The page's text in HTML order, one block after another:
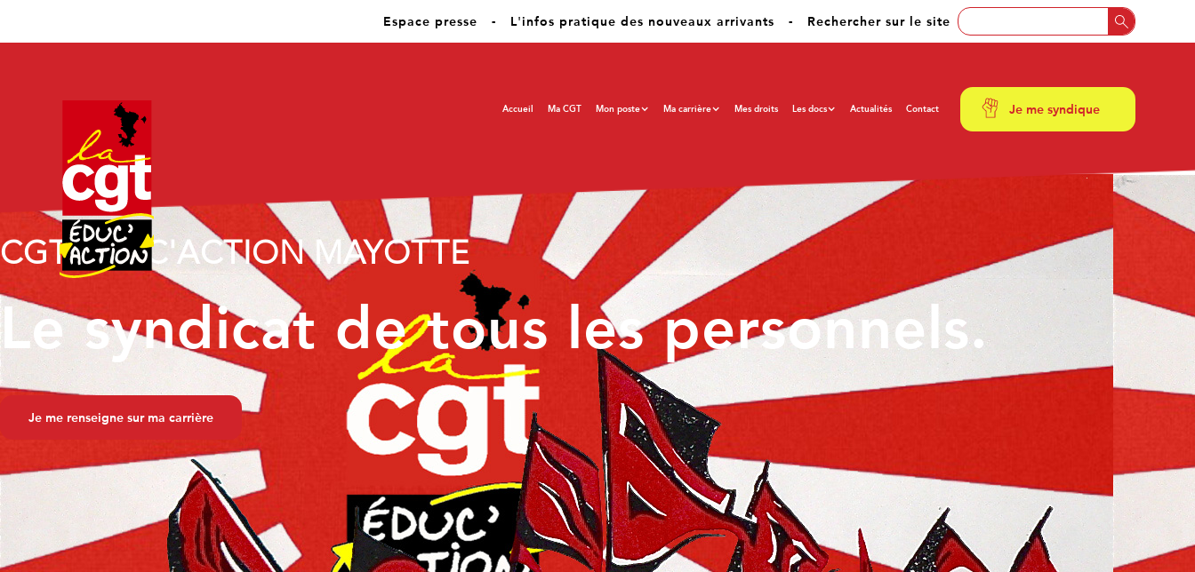
Espace presse - L'infos pratique des nouveaux arrivants - Rechercher sur le site
Accueil Ma CGT Mon poste Ma carrière Mes droits Les docs Actualités Contact Je me syndique
CGT EDUC'ACTION MAYOTTE
Le syndicat de l'engagement.
Je découvre ma CGT